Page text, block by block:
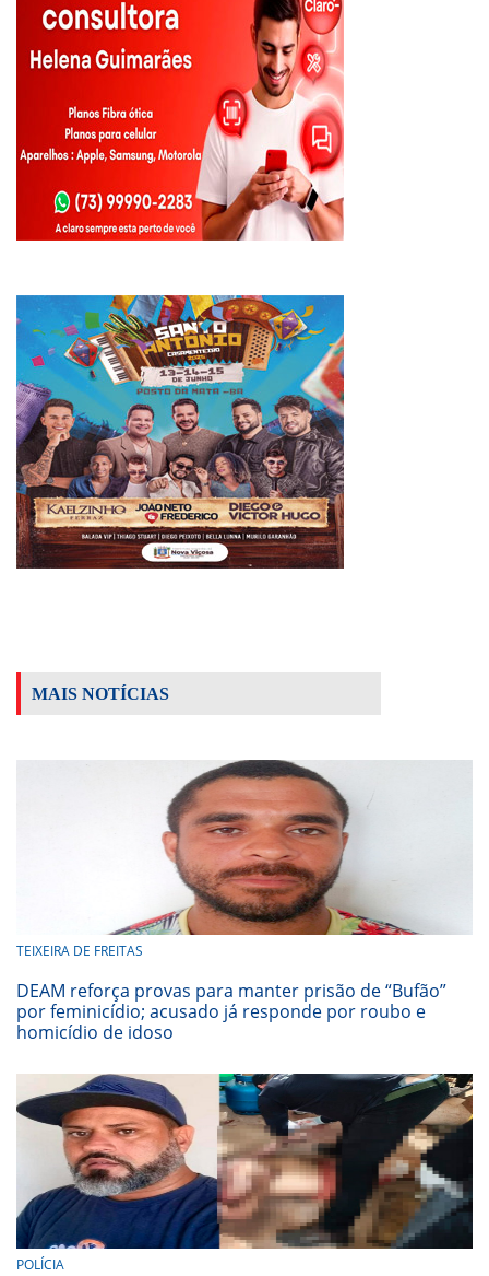
MAIS NOTÍCIAS
TEIXEIRA DE FREITAS
DEAM reforça provas para manter prisão de “Bufão”
por feminicídio; acusado já responde por roubo e
homicídio de idoso
POLÍCIA